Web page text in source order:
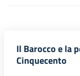
Il Barocco e la
Cinquecento